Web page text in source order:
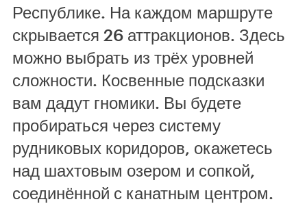
Республике. На каждом маршруте
скрывается 26 аттракционов. Здесь
можно выбрать из трёх уровней
сложности. Косвенные подсказки
вам дадут гномики. Вы будете
пробираться через систему
рудниковых коридоров, окажетесь
над шахтовым озером и сопкой,
соединённой с канатным центром.